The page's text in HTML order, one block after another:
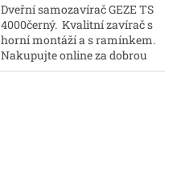
Dveřní samozavírač GEZE TS
4000černý. Kvalitní zavírač s
horní montáží a s ramínkem.
Nakupujte online za dobrou
cenu.